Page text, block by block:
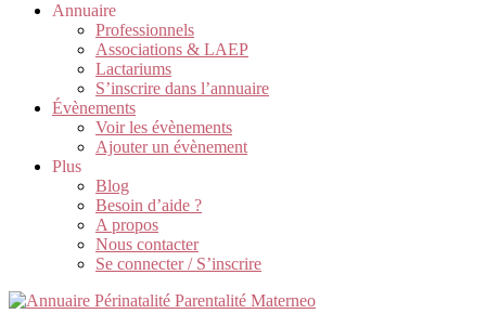
Annuaire
Professionnels
Associations & LAEP
Lactariums
S’inscrire dans l’annuaire
Évènements
Voir les évènements
Ajouter un évènement
Plus
Blog
Besoin d’aide ?
A propos
Nous contacter
Se connecter / S’inscrire